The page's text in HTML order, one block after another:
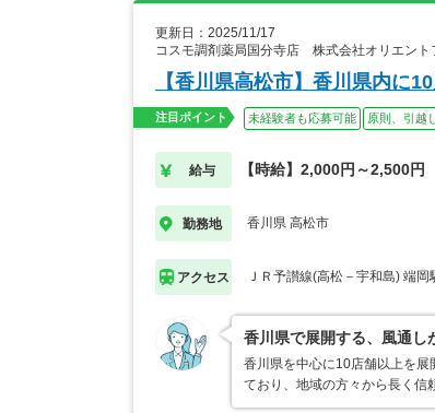
更新日：2025/11/17
コスモ調剤薬局国分寺店 株式会社オリエント
【香川県高松市】香川県内に
注目ポイント 未経験者も応募可能 原則、引越
給与 【時給】2,000円～2,500円
勤務地 香川県 高松市
アクセス ＪＲ予讃線(高松－宇和島) 端岡
香川県で展開する、風通
香川県を中心に10店舗以上を
ており、地域の方々から長く